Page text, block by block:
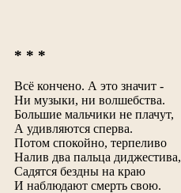
* * *
Всё кончено. А это значит -
Ни музыки, ни волшебства.
Большие мальчики не плачут,
А удивляются сперва.
Потом спокойно, терпеливо
Налив два пальца диджестива,
Садятся бездны на краю
И наблюдают смерть свою.